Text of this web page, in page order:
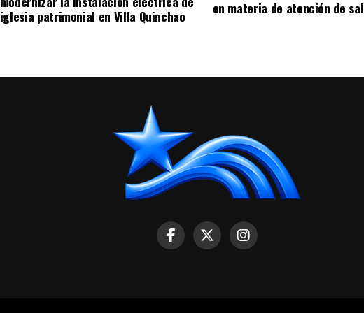
iglesia patrimonial en Villa Quinchao
en materia de atención de